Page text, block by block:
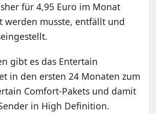
für 4,95 Euro im Monat
werden musste, entfällt und
gibt es das Entertain
in den ersten 24 Monaten zum
Comfort-Pakets und damit
in High Definition.